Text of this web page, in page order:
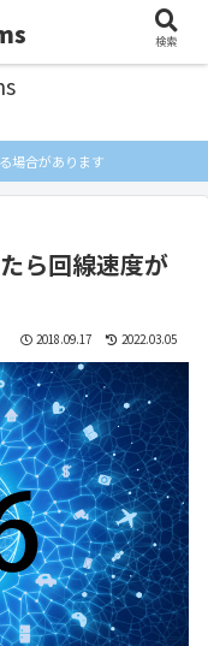
場合があります
ら回線速度が
2018.09.17 2022.03.05
検索